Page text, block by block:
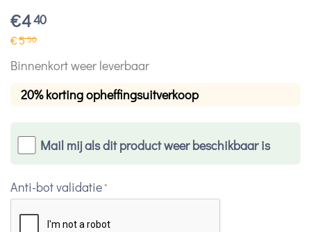
€440
€550
Binnenkort weer leverbaar
20% korting opheffingsuitverkoop
Mail mij als dit product weer beschikbaar is
Anti-bot validatie